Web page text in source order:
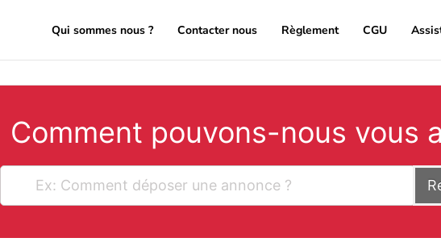
Qui sommes nous ? Contacter nous Règlement CGU
Comment pouvons-nous vous